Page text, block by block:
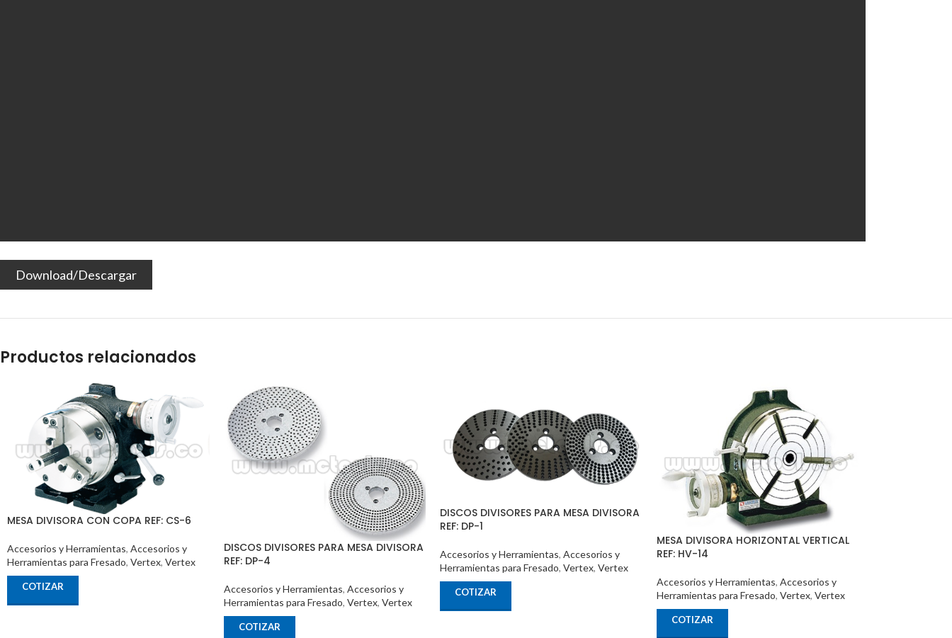
Download/Descargar
Productos relacionados
MESA DIVISORA CON COPA REF: CS-6
Accesorios y Herramientas, Accesorios y
Herramientas para Fresado, Vertex, Vertex
COTIZAR
DISCOS DIVISORES PARA MESA DIVISORA
REF: DP-4
Accesorios y Herramientas, Accesorios y
Herramientas para Fresado, Vertex, Vertex
COTIZAR
DISCOS DIVISORES PARA MESA DIVISORA
REF: DP-1
Accesorios y Herramientas, Accesorios y
Herramientas para Fresado, Vertex, Vertex
COTIZAR
MESA DIVISORA HORIZONTAL VERTICAL
REF: HV-14
Accesorios y Herramientas, Accesorios y
Herramientas para Fresado, Vertex, Vertex
COTIZAR